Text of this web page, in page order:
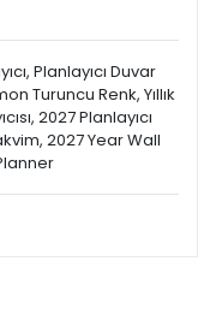
Planlayıcı Duvar
Turuncu Renk, Yıllık
2027 Planlayıcı
2027 Year Wall